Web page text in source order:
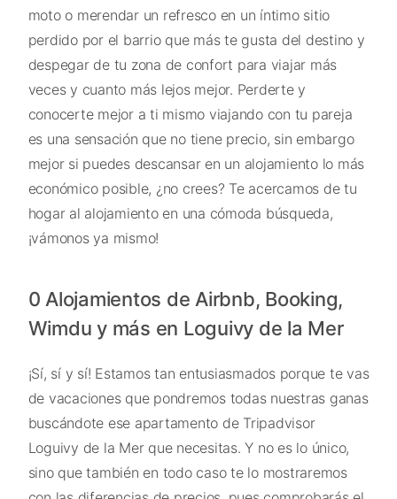
moto o merendar un refresco en un íntimo sitio
perdido por el barrio que más te gusta del destino y
despegar de tu zona de confort para viajar más
veces y cuanto más lejos mejor. Perderte y
conocerte mejor a ti mismo viajando con tu pareja
es una sensación que no tiene precio, sin embargo
mejor si puedes descansar en un alojamiento lo más
económico posible, ¿no crees? Te acercamos de tu
hogar al alojamiento en una cómoda búsqueda,
¡vámonos ya mismo!
0 Alojamientos de Airbnb, Booking,
Wimdu y más en Loguivy de la Mer
¡Sí, sí y sí! Estamos tan entusiasmados porque te vas
de vacaciones que pondremos todas nuestras ganas
buscándote ese apartamento de Tripadvisor
Loguivy de la Mer que necesitas. Y no es lo único,
sino que también en todo caso te lo mostraremos